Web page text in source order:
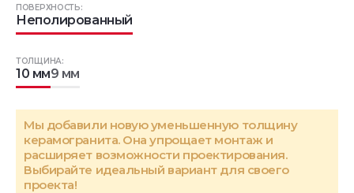
ТОЛЩИНА:
10 мм9 мм
ПОВЕРХНОСТЬ:
Неполированный
Мы добавили новую уменьшенную толщину
керамогранита. Она упрощает монтаж и
расширяет возможности проектирования.
Выбирайте идеальный вариант для своего
проекта!